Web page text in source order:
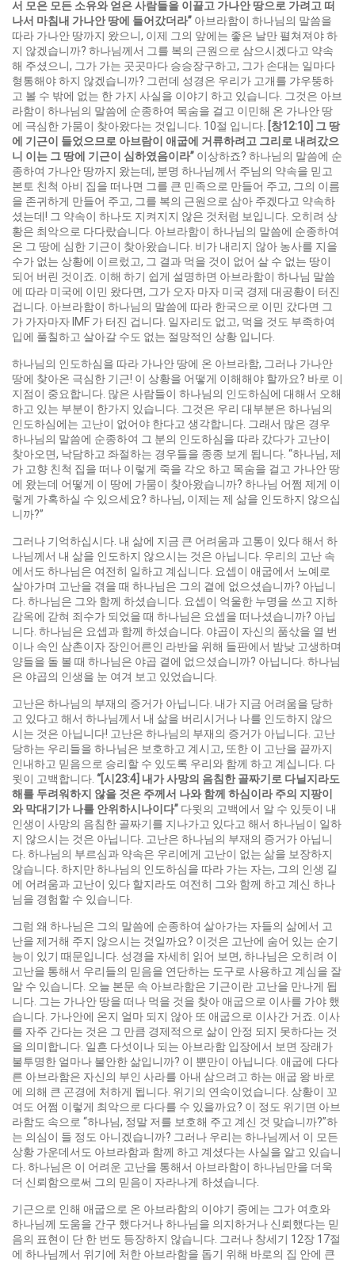
서 모은 모든 소유와 얻은 사람들을 이끌고 가나안 땅으로 가려고 떠
나서 마침내 가나안 땅에 들어갔더라” 아브라함이 하나님의 말씀을
따라 가나안 땅까지 왔으니, 이제 그의 앞에는 좋은 날만 펼쳐져야 하
지 않겠습니까? 하나님께서 그를 복의 근원으로 삼으시겠다고 약속
해 주셨으니, 그가 가는 곳곳마다 승승장구하고, 그가 손대는 일마다
형통해야 하지 않겠습니까? 그런데 성경은 우리가 고개를 갸우뚱하
고 볼 수 밖에 없는 한 가지 사실을 이야기 하고 있습니다. 그것은 아브
라함이 하나님의 말씀에 순종하여 목숨을 걸고 이민해 온 가나안 땅
에 극심한 가뭄이 찾아왔다는 것입니다. 10절 입니다. 창12:10] 그 땅
에 기근이 들었으므로 아브람이 애굽에 거류하려고 그리로 내려갔으
니 이는 그 땅에 기근이 심하였음이라” 이상하죠? 하나님의 말씀에 순
종하여 가나안 땅까지 왔는데, 분명 하나님께서 주님의 약속을 믿고
본토 친척 아비 집을 떠나면 그를 큰 민족으로 만들어 주고, 그의 이름
을 존귀하게 만들어 주고, 그를 복의 근원으로 삼아 주겠다고 약속하
셨는데! 그 약속이 하나도 지켜지지 않은 것처럼 보입니다. 오히려 상
황은 최악으로 다다랐습니다. 아브라함이 하나님의 말씀에 순종하여
온 그 땅에 심한 기근이 찾아왔습니다. 비가 내리지 않아 농사를 지을
수가 없는 상황에 이르렀고, 그 결과 먹을 것이 없어 살 수 없는 땅이
되어 버린 것이죠. 이해 하기 쉽게 설명하면 아브라함이 하나님 말씀
에 따라 미국에 이민 왔다면, 그가 오자 마자 미국 경제 대공황이 터진
겁니다. 아브라함이 하나님의 말씀에 따라 한국으로 이민 갔다면 그
가 가자마자 IMF 가 터진 겁니다. 일자리도 없고, 먹을 것도 부족하여
입에 풀칠하고 살아갈 수도 없는 절망적인 상황 입니다.
하나님의 인도하심을 따라 가나안 땅에 온 아브라함, 그러나 가나안
땅에 찾아온 극심한 기근! 이 상황을 어떻게 이해해야 할까요? 바로 이
지점이 중요합니다. 많은 사람들이 하나님의 인도하심에 대해서 오해
하고 있는 부분이 한가지 있습니다. 그것은 우리 대부분은 하나님의
인도하심에는 고난이 없어야 한다고 생각합니다. 그래서 많은 경우
하나님의 말씀에 순종하여 그 분의 인도하심을 따라 갔다가 고난이
찾아오면, 낙담하고 좌절하는 경우들을 종종 보게 됩니다. “하나님, 제
가 고향 친척 집을 떠나 이렇게 죽을 각오 하고 목숨을 걸고 가나안 땅
에 왔는데 어떻게 이 땅에 가뭄이 찾아왔습니까? 하나님 어쩜 제게 이
렇게 가혹하실 수 있으세요? 하나님, 이제는 제 삶을 인도하지 않으십
니까?”
그러나 기억하십시다. 내 삶에 지금 큰 어려움과 고통이 있다 해서 하
나님께서 내 삶을 인도하지 않으시는 것은 아닙니다. 우리의 고난 속
에서도 하나님은 여전히 일하고 계십니다. 요셉이 애굽에서 노예로
살아가며 고난을 겪을 때 하나님은 그의 곁에 없으셨습니까? 아닙니
다. 하나님은 그와 함께 하셨습니다. 요셉이 억울한 누명을 쓰고 지하
감옥에 갇혀 죄수가 되었을 때 하나님은 요셉을 떠나셨습니까? 아닙
니다. 하나님은 요셉과 함께 하셨습니다. 야곱이 자신의 품삯을 열 번
이나 속인 삼촌이자 장인어른인 라반을 위해 들판에서 밤낮 고생하며
양들을 돌 볼 때 하나님은 야곱 곁에 없으셨습니까? 아닙니다. 하나님
은 야곱의 인생을 눈 여겨 보고 있었습니다.
고난은 하나님의 부재의 증거가 아닙니다. 내가 지금 어려움을 당하
고 있다고 해서 하나님께서 내 삶을 버리시거나 나를 인도하지 않으
시는 것은 아닙니다! 고난은 하나님의 부재의 증거가 아닙니다. 고난
당하는 우리들을 하나님은 보호하고 계시고, 또한 이 고난을 끝까지
인내하고 믿음으로 승리할 수 있도록 우리와 함께 하고 계십니다. 다
윗이 고백합니다. “[ 시 23:4] 내가 사망의 음침한 골짜기로 다닐지라도
해를 두려워하지 않을 것은 주께서 나와 함께 하심이라 주의 지팡이
와 막대기가 나를 안위하시나이다” 다윗의 고백에서 알 수 있듯이 내
인생이 사망의 음침한 골짜기를 지나가고 있다고 해서 하나님이 일하
지 않으시는 것은 아닙니다. 고난은 하나님의 부재의 증거가 아닙니
다. 하나님의 부르심과 약속은 우리에게 고난이 없는 삶을 보장하지
않습니다. 하지만 하나님의 인도하심을 따라 가는 자는, 그의 인생 길
에 어려움과 고난이 있다 할지라도 여전히 그와 함께 하고 계신 하나
님을 경험할 수 있습니다.
그럼 왜 하나님은 그의 말씀에 순종하여 살아가는 자들의 삶에서 고
난을 제거해 주지 않으시는 것일까요? 이것은 고난에 숨어 있는 순기
능이 있기 때문입니다. 성경을 자세히 읽어 보면, 하나님은 오히려 이
고난을 통해서 우리들의 믿음을 연단하는 도구로 사용하고 계심을 잘
알 수 있습니다. 오늘 본문 속 아브라함은 기근이란 고난을 만나게 됩
니다. 그는 가나안 땅을 떠나 먹을 것을 찾아 애굽으로 이사를 가야 했
습니다. 가나안에 온지 얼마 되지 않아 또 애굽으로 이사간 거죠. 이사
를 자주 간다는 것은 그 만큼 경제적으로 삶이 안정 되지 못하다는 것
을 의미합니다. 일흔 다섯이나 되는 아브라함 입장에서 보면 장래가
불투명한 얼마나 불안한 삶입니까? 이 뿐만이 아닙니다. 애굽에 다다
른 아브라함은 자신의 부인 사라를 아내 삼으려고 하는 애굽 왕 바로
에 의해 큰 곤경에 처하게 됩니다. 위기의 연속이었습니다. 상황이 꼬
여도 어쩜 이렇게 최악으로 다다를 수 있을까요? 이 정도 위기면 아브
라함도 속으로 “하나님, 정말 저를 보호해 주고 계신 것 맞습니까?”하
는 의심이 들 정도 아니겠습니까? 그러나 우리는 하나님께서 이 모든
상황 가운데서도 아브라함과 함께 하고 계셨다는 사실을 알고 있습니
다. 하나님은 이 어려운 고난을 통해서 아브라함이 하나님만을 더욱
더 신뢰함으로써 그의 믿음이 자라나게 하셨습니다.
기근으로 인해 애굽으로 온 아브라함의 이야기 중에는 그가 여호와
하나님께 도움을 간구 했다거나 하나님을 의지하거나 신뢰했다는 믿
음의 표현이 단 한 번도 등장하지 않습니다. 그러나 창세기 12장 17절
에 하나님께서 위기에 처한 아브라함을 돕기 위해 바로의 집 안에 큰